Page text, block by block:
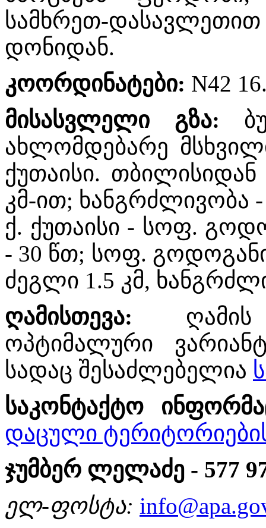
სამხრეთ-
დონიდან.
კოორდინატები: N42
მისასვლელი
გზა:
ახლომდებარე
ქუთაისი.
კმ-ით; ხანგრძლივობა
ქ. ქუთაისი - სოფ.
- 30 წთ; სოფ. გოდოგანი
ძეგლი 1.5 კმ,
ღამისთევა: ღამის
ოპტიმალური
სადაც შესაძლებელია
საკონტაქტო
დაცული
ჯუმბერ ლელაძე - 577
ელ-ფოსტა: